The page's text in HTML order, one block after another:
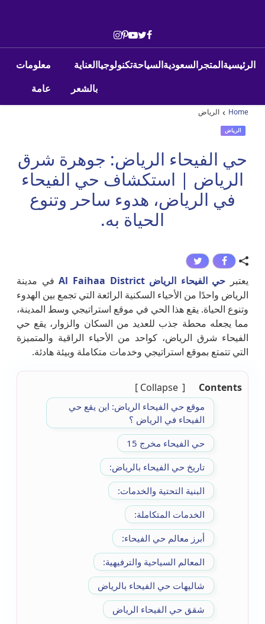
Main Navigation
الرئيسيةالمتجرالسعوديةالسياحةتكنولوجياالعناية
بالشعر
معلومات
عامة
Home
› الرياض
الرياض
حي الفيحاء الرياض: جوهرة شرق
الرياض | استكشاف حي الفيحاء
في الرياض، هدوء ساحر وتنوع
الحياة به.
يعتبر حي الفيحاء الرياض Al Faihaa District
في مدينة
الرياض واحدًا من الأحياء السكنية الرائعة التي تجمع بين الهدوء
وتنوع الحياة. يقع هذا الحي في موقع استراتيجي وسط المدينة،
مما يجعله محطة جذب للعديد من السكان والزوار، يقع حي
الفيحاء شرق الرياض، كواحد من الأحياء الراقية والمتميزة
التي تتمتع بموقع استراتيجي وخدمات متكاملة وبيئة هادئة.
Contents
Collapse
موقع حي الفيحاء الرياض: اين يقع حي
الفيحاء في الرياض ؟
حي الفيحاء مخرج 15
تاريخ حي الفيحاء بالرياض:
البنية التحتية والخدمات:
الخدمات المتكاملة:
أبرز معالم حي الفيحاء:
المعالم السياحية والترفيهية:
شاليهات حي الفيحاء بالرياض
شقق حي الفيحاء الرياض